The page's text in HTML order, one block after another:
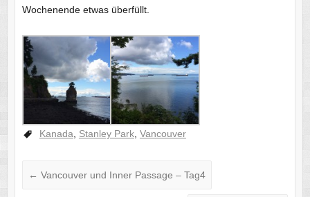
Wochenende etwas überfüllt.
Kanada Stanley Park, Vancouver
← Vancouver und Inner Passage – Tag4